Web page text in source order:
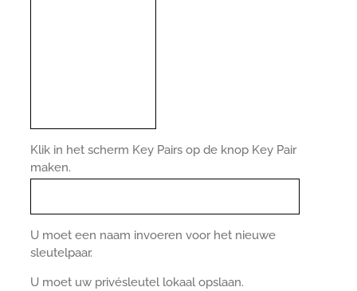
Klik in het scherm Key Pairs op de knop Key Pair
maken.
U moet een naam invoeren voor het nieuwe
sleutelpaar.
U moet uw privésleutel lokaal opslaan.